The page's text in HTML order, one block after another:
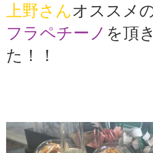
上野さんオススメ
フラペチーノ を頂
た！！